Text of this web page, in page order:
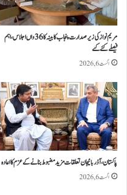
مریم نواز کی زیر صدارت پنجاب کابینہ کا 36واں اجلاس،اہم
فیصلے کئے گئے
اگست 6, 2026
پاکستان، آذربائیجان تعلقات مزید مضبوط بنانے کے عزم کا اعادہ
اگست 6, 2026